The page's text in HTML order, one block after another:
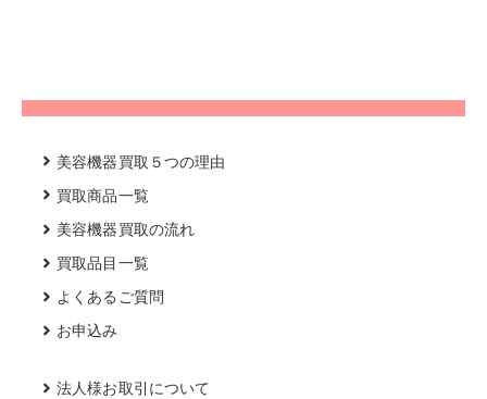
美容機器買取５つの理由
買取商品一覧
美容機器買取の流れ
買取品目一覧
よくあるご質問
お申込み
法人様お取引について